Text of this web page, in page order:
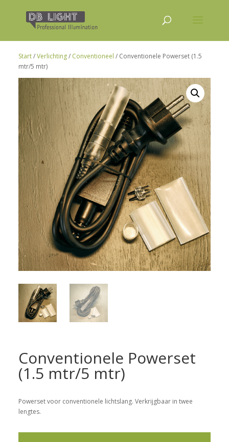
Start/Verlichting/ Conventioneel / Conventionele Powerset (1.5
mtr/5 mtr)
Conventionele Powerset
(1.5 mtr/5 mtr)
Powerset voor conventionele lichtslang. Verkrijgbaar in twee
lengtes.